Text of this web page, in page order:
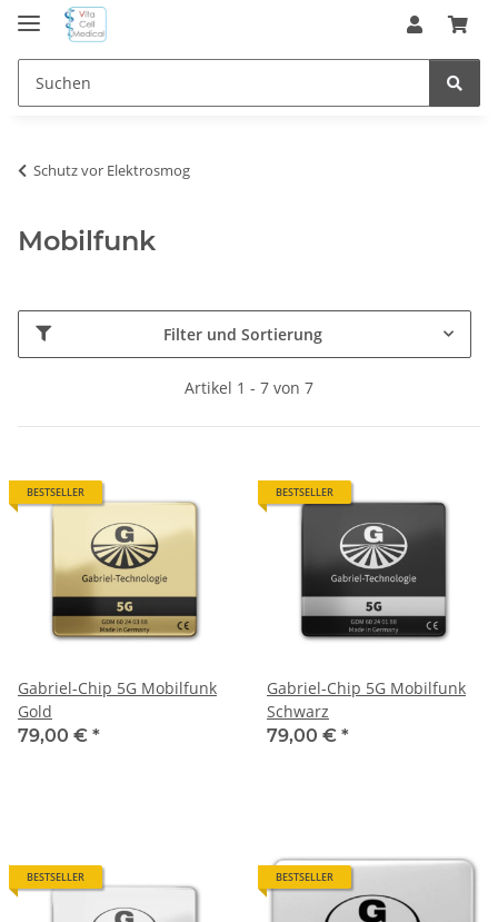
Schutz vor Elektrosmog
Mobilfunk
Filter und Sortierung
Artikel 1 - 7 von 7
BESTSELLER
Gabriel-Chip 5G Mobilfunk
Gold
79,00 € *
BESTSELLER
Gabriel-Chip 5G Mobilfunk
Schwarz
79,00 € *
BESTSELLER BESTSELLER